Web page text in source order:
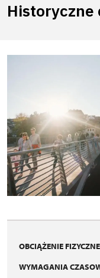
OBCIĄŻENIE
WYMAGANIA